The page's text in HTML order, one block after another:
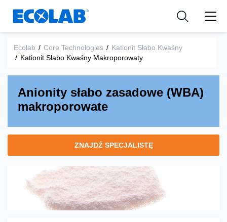
Resources
PRZEMYSŁ
APLIKACJE
Nutraceuticals
Wiadomości i wydarzenia
Kationit Słabo Kwaśny Makroporowaty
/
Kationit Słabo Kwaśny
/
Core Technologies
/
Ecolab
Anionity słabo zasadowe (WBA)
makroporowate
ZNAJDŹ SPECJALISTĘ